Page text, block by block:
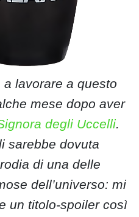
lavorare a questo
mese dopo aver
degli Uccelli.
sarebbe dovuta
di una delle
dell’universo: mi
un titolo-spoiler così